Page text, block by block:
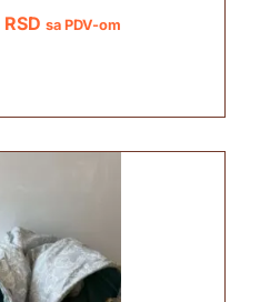
RSD sa PDV-om